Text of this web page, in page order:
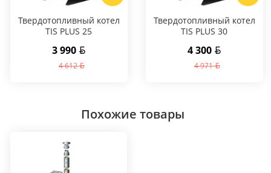
Твердотопливный котел
TIS PLUS 25
3 990
4 612
Твердотопливный котел
TIS PLUS 30
4 300
4 971
Похожие товары